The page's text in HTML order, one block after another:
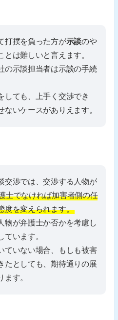
打撲を負った方が示談のや
とは難しいと言えます。
の示談担当者は示談の手続
しても、上手く交渉でき
いケースがありえます。
交渉では、交渉する人物が
士でなければ加害者側の任
度を変えられます。
物が弁護士か否かを考慮し
ています。
ていない場合、もしも被害
たとしても、期待通りの展
ます。